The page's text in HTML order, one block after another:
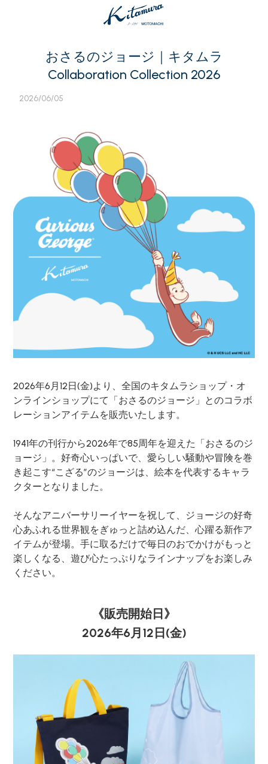
おさるのジョージ｜キタムラ
Collaboration Collection 2026
2026/06/05
2026年6月12日(金)より、全国のキタムラショップ・オ
ンラインショップにて「おさるのジョージ」とのコラボ
レーションアイテムを販売いたします。
1941年の刊行から2026年で85周年を迎えた「おさるのジ
ョージ」。好奇心いっぱいで、愛らしい騒動や冒険を巻
き起こす“こざる”のジョージは、絵本を代表するキャラ
クターとなりました。
そんなアニバーサリーイヤーを祝して、ジョージの好奇
心あふれる世界観をぎゅっと詰め込んだ、心躍る新作ア
イテムが登場。手に取るだけで毎日のおでかけがもっと
楽しくなる、遊び心たっぷりなラインナップをお楽しみ
ください。
《販売開始日》
2026年6月12日(金)